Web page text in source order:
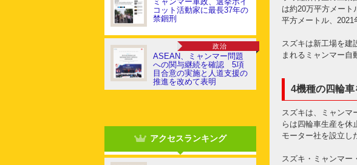
コット活動家に最長37年の
禁錮刑
政治
ASEAN、ミャンマー問題
への関与継続を確認 5項
目合意の実施と人道支援の
推進を改めて表明
アクセスランキング
は約20万平方メート
平方メートル、2021
スズキは新工場を建
まれるミャンマー自
4機種の四輪車
スズキは、ミャンマ
らは四輪車生産を休
モーター社を設立し
スズキ・ミャンマー